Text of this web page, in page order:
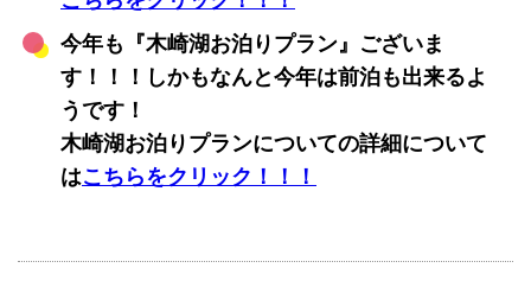
今年も『木崎湖お泊りプラン』ございま
す！！！しかもなんと今年は前泊も出来るよ
うです！
木崎湖お泊りプランについての詳細について
はこちらをクリック！！！